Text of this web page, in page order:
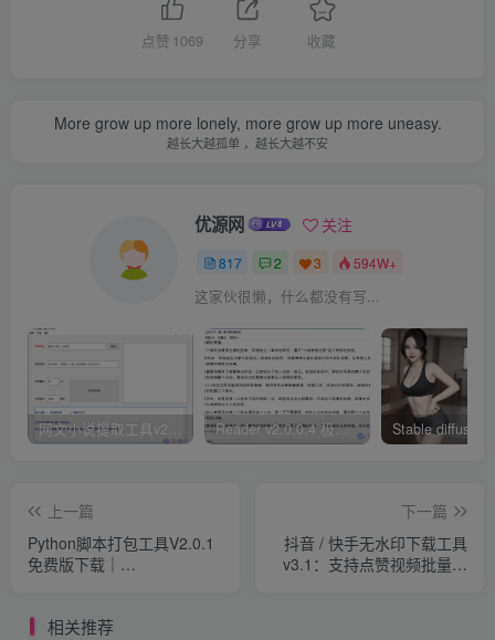
点赞 1069 分享 收藏
More grow up more lonely, more grow up more uneasy.
越长大越孤单 ，越长大越不安
优源网 关注
817 2 3 594W+
这家伙很懒，什么都没有写...
网文小说提取工具v2.10.02 可以自动下载小说 从此不再花钱看小说 Reader v2.0.0.4 极简小说阅读器支持导入在线及离线书源
上一篇
​Python脚本打包工具V2.0.1
免费版下载｜
下一篇
抖音 / 快手无水印下载工具
v3.1：支持点赞视频批量下
相关推荐